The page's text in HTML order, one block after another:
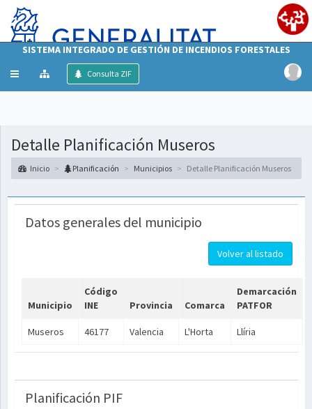
SISTEMA INTEGRADO DE GESTIÓN DE INCENDIOS FORESTALES
Mostrar/ocultar
Consulta ZIF
Detalle Planificación Museros
Inicio Planificación Municipios Detalle Planificación Museros
Datos generales del municipio
Volver al listado
Municipio
Código
INE
Provincia Comarca
Demarcación
PATFOR
Museros 46177 Valencia L'Horta Llíria
Planificación PIF